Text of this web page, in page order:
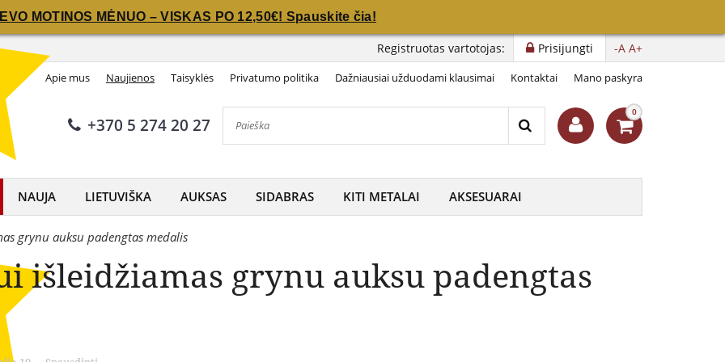
MOTINOS MĖNUO – VISKAS PO 12,50€! Spauskite čia!
-A A+
Prisijungti
Registruotas vartotojas:
Apie mus Naujienos Taisyklės Privatumo politika Dažniausiai užduodami klausimai Kontaktai Mano paskyra
+370 5 274 20 27
0
NAUJA LIETUVIŠKA AUKSAS SIDABRAS KITI METALAI AKSESUARAI
grynu auksu padengtas medalis
išleidžiamas grynu auksu padengtas
MOTINOS MĖNUO – VISKAS PO 12,50€! Spauskite čia!